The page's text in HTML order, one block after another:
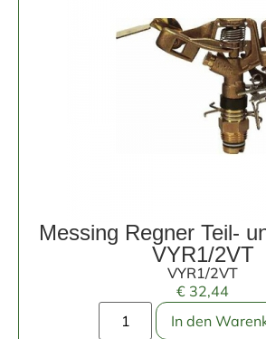
Messing Regner Teil-
VYR1/2VT
VYR1/2VT
€ 32,44
In den